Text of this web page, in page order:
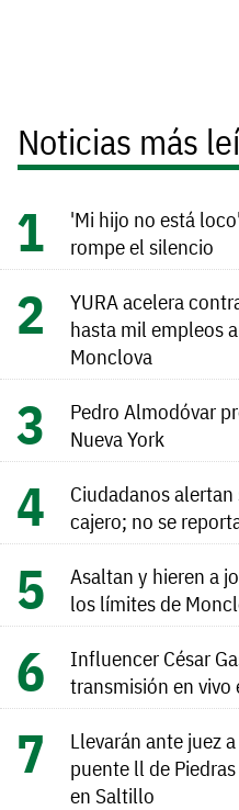
Noticias más
'Mi hijo no está
rompe el silencio
YURA acelera
hasta mil empleos
Monclova
Pedro Almodóvar
Nueva York
Ciudadanos
cajero; no se
Asaltan y hieren a
los límites de
Influencer César
transmisión en vivo
Llevarán ante juez
puente ll de
en Saltillo